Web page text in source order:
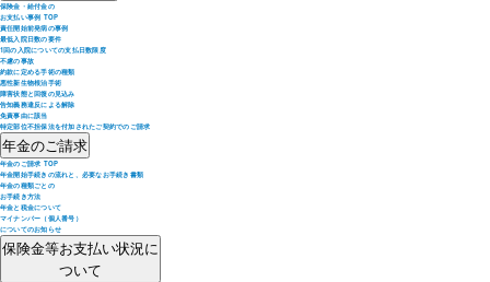
保険金・給付金の
お支払い事例 TOP
責任開始前発病の事例
最低入院日数の要件
1回の入院についての支払日数限度
不慮の事故
約款に定める手術の種類
悪性新生物根治手術
障害状態と回復の見込み
告知義務違反による解除
免責事由に該当
特定部位不担保法を付加されたご契約でのご請求
年金のご請求
年金のご請求 TOP
年金開始手続きの流れと、必要なお手続き書類
年金の種類ごとの
お手続き方法
年金と税金について
マイナンバー（個人番号）
についてのお知らせ
保険金等お支払い状況に
ついて